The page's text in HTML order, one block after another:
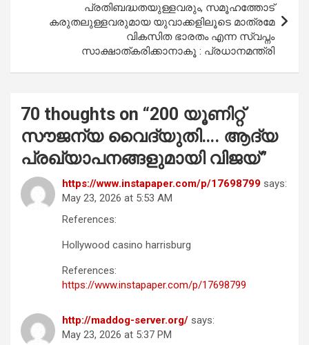
പ്രതിബദ്ധതയുള്ളവരും, സമൂഹത്തോട്
കരുതലുള്ളവരുമായ യുവാക്കളിലൂടെ മാത്രമേ
വികസിത ഭാരതം എന്ന സ്വപ്നം
സാക്ഷാത്കരിക്കാനാകൂ : പ്രധാനമന്ത്രി
70 thoughts on “200 യൂണിറ്റ്
സൗജന്യ വൈദ്യുതി…. ആദ്യ
പ്രഖ്യാപനങ്ങളുമായി വിജയ്”
https://www.instapaper.com/p/17698799 says:
May 23, 2026 at 5:53 AM
References:
Hollywood casino harrisburg
References:
https://www.instapaper.com/p/17698799
http://maddog-server.org/ says:
May 23, 2026 at 5:37 PM